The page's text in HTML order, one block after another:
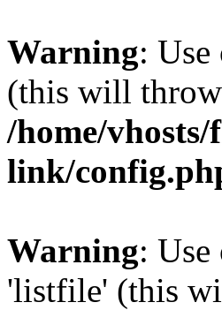
Warning:
(this will
/home/vhosts/
link/
Warning:
'listfile' (this